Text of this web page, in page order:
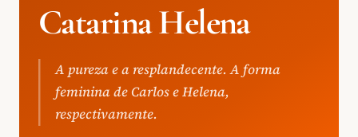
Catarina Helena
A pureza e a resplandecente. A forma
feminina de Carlos e Helena,
respectivamente.